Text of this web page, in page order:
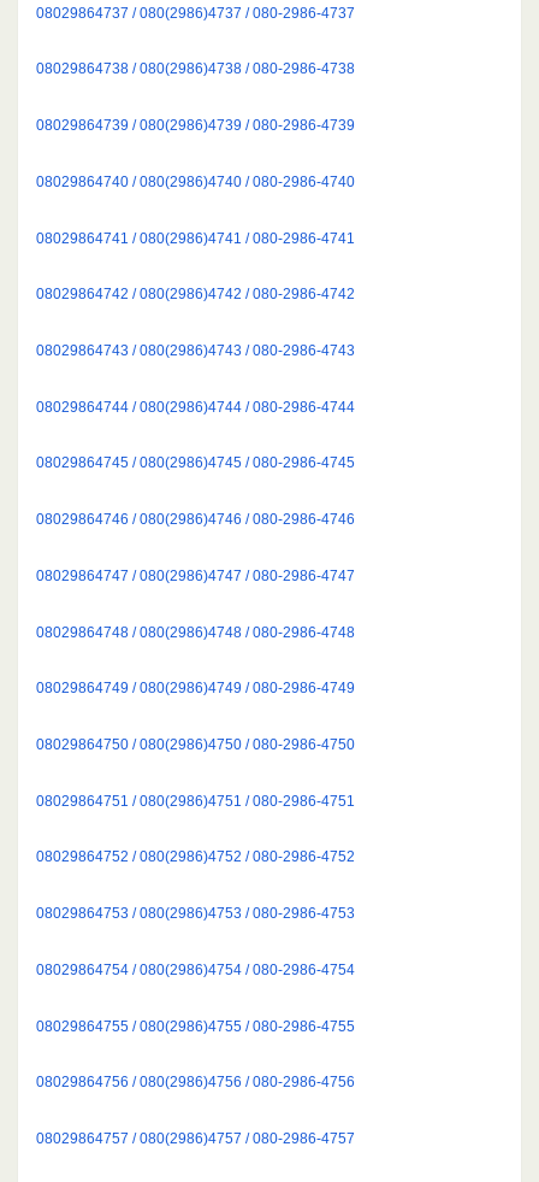
08029864737 / 080(2986)4737 / 080-2986-4737
08029864738 / 080(2986)4738 / 080-2986-4738
08029864739 / 080(2986)4739 / 080-2986-4739
08029864740 / 080(2986)4740 / 080-2986-4740
08029864741 / 080(2986)4741 / 080-2986-4741
08029864742 / 080(2986)4742 / 080-2986-4742
08029864743 / 080(2986)4743 / 080-2986-4743
08029864744 / 080(2986)4744 / 080-2986-4744
08029864745 / 080(2986)4745 / 080-2986-4745
08029864746 / 080(2986)4746 / 080-2986-4746
08029864747 / 080(2986)4747 / 080-2986-4747
08029864748 / 080(2986)4748 / 080-2986-4748
08029864749 / 080(2986)4749 / 080-2986-4749
08029864750 / 080(2986)4750 / 080-2986-4750
08029864751 / 080(2986)4751 / 080-2986-4751
08029864752 / 080(2986)4752 / 080-2986-4752
08029864753 / 080(2986)4753 / 080-2986-4753
08029864754 / 080(2986)4754 / 080-2986-4754
08029864755 / 080(2986)4755 / 080-2986-4755
08029864756 / 080(2986)4756 / 080-2986-4756
08029864757 / 080(2986)4757 / 080-2986-4757